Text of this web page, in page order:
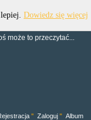
może to przeczytać...
" Zaloguj " Album
Dowiedz się więcej